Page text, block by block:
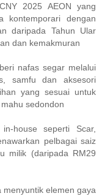
2025 AEON yang
kontemporari dengan
daripada Tahun Ular
dan kemakmuran
nafas segar melalui
samfu dan aksesori
yang sesuai untuk
sedondon
house seperti Scar,
pelbagai saiz
milik (daripada RM29
menyuntik elemen gaya